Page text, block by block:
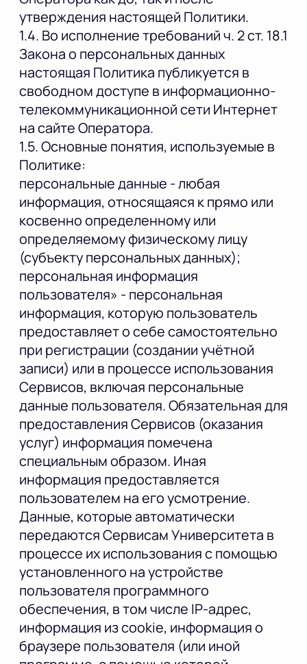
утверждения настоящей Политики.
1.4. Во исполнение требований ч. 2 ст. 18.1
Закона о персональных данных
настоящая Политика публикуется в
свободном доступе в информационно-
телекоммуникационной сети Интернет
на сайте Оператора.
1.5. Основные понятия, используемые в
Политике:
персональные данные - любая
информация, относящаяся к прямо или
косвенно определенному или
определяемому физическому лицу
(субъекту персональных данных);
персональная информация
пользователя» - персональная
информация, которую пользователь
предоставляет о себе самостоятельно
при регистрации (создании учётной
записи) или в процессе использования
Сервисов, включая персональные
данные пользователя. Обязательная для
предоставления Сервисов (оказания
услуг) информация помечена
специальным образом. Иная
информация предоставляется
пользователем на его усмотрение.
Данные, которые автоматически
передаются Сервисам Университета в
процессе их использования с помощью
установленного на устройстве
пользователя программного
обеспечения, в том числе IP-адрес,
информация из cookie, информация о
браузере пользователя (или иной